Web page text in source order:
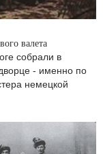
валета
собрали в
- именно по
немецкой